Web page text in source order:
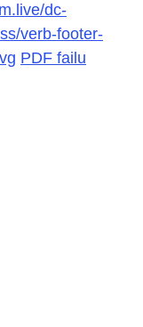
dc-
verb-footer-
PDF failu